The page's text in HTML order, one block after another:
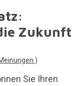
Zukunft
Sie Ihren
und in großer